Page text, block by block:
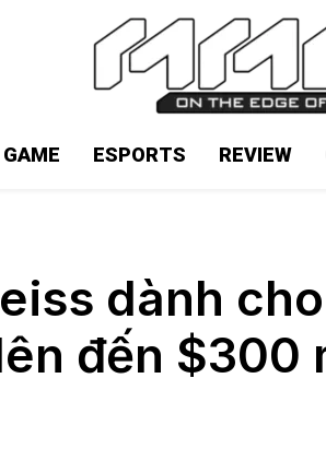
ESPORTS REVIEW
dành
đến $300